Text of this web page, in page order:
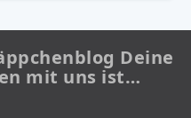
Deine
mit uns ist…